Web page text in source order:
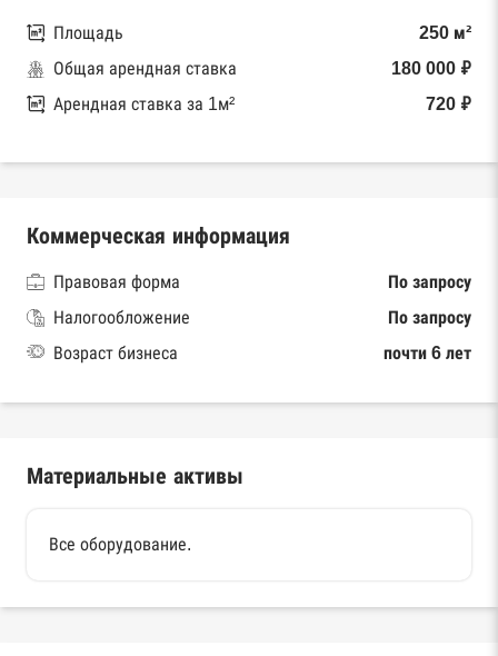
Площадь
250 м²
Общая арендная ставка
180 000 ₽
Арендная ставка за 1м²
720 ₽
Коммерческая информация
Правовая форма
По запросу
Налогообложение
По запросу
Возраст бизнеса
почти 6 лет
Материальные активы
Все оборудование.